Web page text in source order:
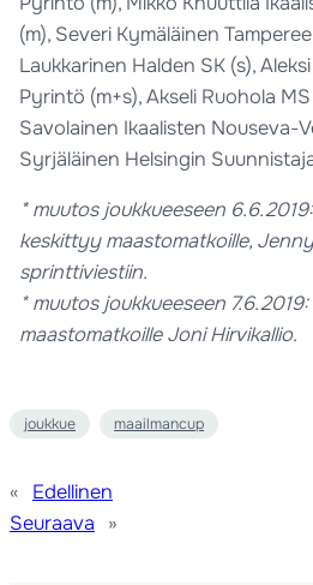
(m), Severi Kymäläinen
Laukkarinen Halden SK (s),
Pyrintö (m+s), Akseli Ruohola
Savolainen Ikaalisten Nouseva-
Syrjäläinen Helsingin
* muutos joukkueeseen
keskittyy maastomatkoille,
sprinttiviestiin.
* muutos joukkueeseen
maastomatkoille Joni Hirvikallio.
joukkue maailmancup
«
Edellinen
Seuraava
»